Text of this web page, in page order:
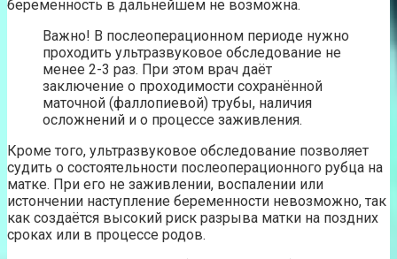
беременность в дальнейшем не возможна.
Важно! В послеоперационном периоде нужно
проходить ультразвуковое обследование не
менее 2-3 раз. При этом врач даёт
заключение о проходимости сохранённой
маточной (фаллопиевой) трубы, наличия
осложнений и о процессе заживления.
Кроме того, ультразвуковое обследование позволяет
судить о состоятельности послеоперационного рубца на
матке. При его не заживлении, воспалении или
истончении наступление беременности невозможно, так
как создаётся высокий риск разрыва матки на поздних
сроках или в процессе родов.